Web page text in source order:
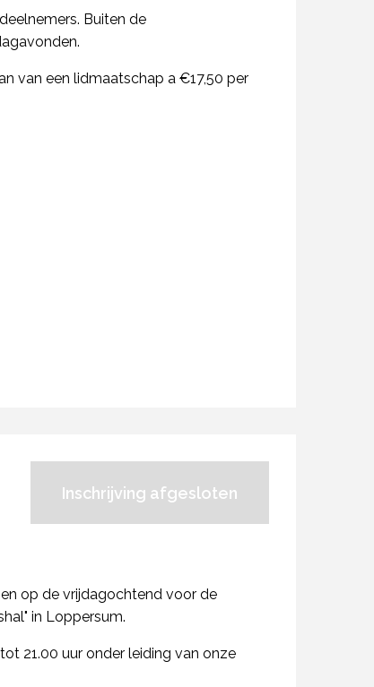
Buiten de
van een lidmaatschap a €17,50 per
Inschrijving afgesloten
op de vrijdagochtend voor de
in Loppersum.
21.00 uur onder leiding van onze